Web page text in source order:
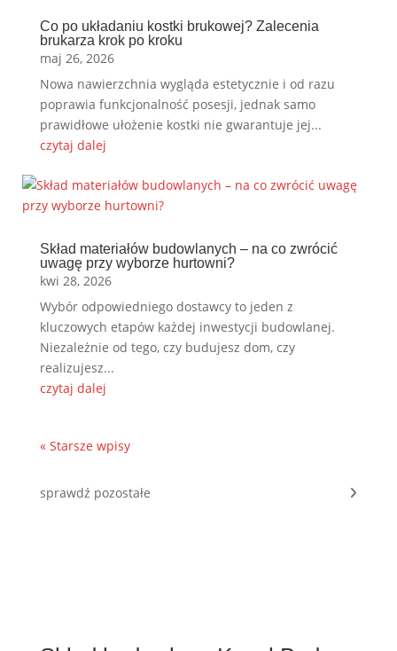
Co po układaniu kostki brukowej? Zalecenia
brukarza krok po kroku
maj 26, 2026
Nowa nawierzchnia wygląda estetycznie i od razu
poprawia funkcjonalność posesji, jednak samo
prawidłowe ułożenie kostki nie gwarantuje jej...
czytaj dalej
Skład materiałów budowlanych – na co zwrócić
uwagę przy wyborze hurtowni?
kwi 28, 2026
Wybór odpowiedniego dostawcy to jeden z
kluczowych etapów każdej inwestycji budowlanej.
Niezależnie od tego, czy budujesz dom, czy
realizujesz...
czytaj dalej
« Starsze wpisy
sprawdź pozostałe